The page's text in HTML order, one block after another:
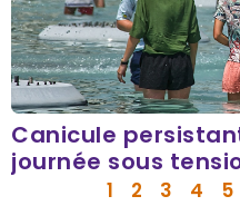
Canicule
journée sous
1 2 3 4 5